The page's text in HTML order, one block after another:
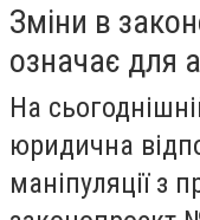
Зміни в
означає для
На
юридична
маніпуляції з